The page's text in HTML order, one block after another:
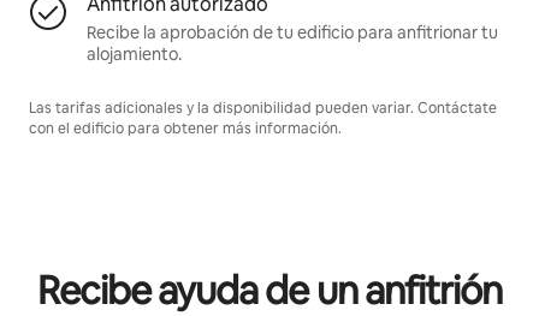
Recibe la aprobación de tu edificio para anfitrionar tu
alojamiento.
Las tarifas adicionales y la disponibilidad pueden variar. Contáctate
con el edificio para obtener más información.
Recibe ayuda de un anfitrión